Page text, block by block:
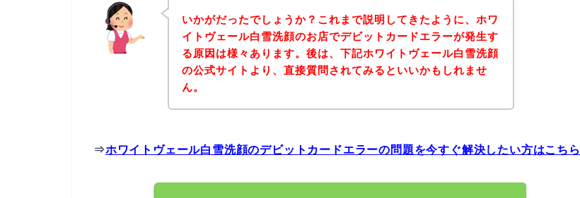
いかがだったでしょうか？これまで説明してきたように、ホワ
イトヴェール白雪洗顔のお店でデビットカードエラーが発生す
る原因は様々あります。後は、下記ホワイトヴェール白雪洗顔
の公式サイトより、直接質問されてみるといいかもしれませ
ん。
⇒ホワイトヴェール白雪洗顔のデビットカードエラーの問題を今すぐ解決したい方はこちら